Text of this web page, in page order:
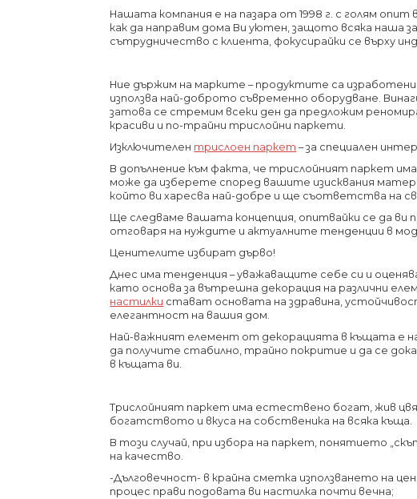
Нашата компания е на пазара от 1998 г. с голям
как да направим дома Ви уютен, защото всяка наша
сътрудничество с клиента, фокусирайки се върху
Ние държим на марките – продуктите са
използва най-доброто съвременно оборудване.
затова се стремим всеки ден да предложим
красиви и по-трайни трислойни паркети.
Изключителен трислоен паркет – за специален
В допълнение към факта, че трислойният паркет
може да изберете според вашите изисквания
който ви харесва най-добре и ще съответства на
Ще следваме вашата концепция, опитвайки се да ви
отговаря на нуждите и актуалните тенденции в
Ценителите избират дърво!
Днес има тенденция – уважаващите себе си и
като основа за вътрешна декорация на различни
настилки стават основата на здравина,
елегантност на вашия дом.
Най-важният елемент от декорацията в къщата е
да получите стабилно, трайно покритие и да се
в къщата ви.
Трислойният паркет има естествено богат, жив
богатството и вкуса на собственика на всяка къща.
В този случай, при избора на паркет, понятието
на качество.
-Дълговечност- в крайна сметка използването на
процес прави подовата ви настилка почти вечна;